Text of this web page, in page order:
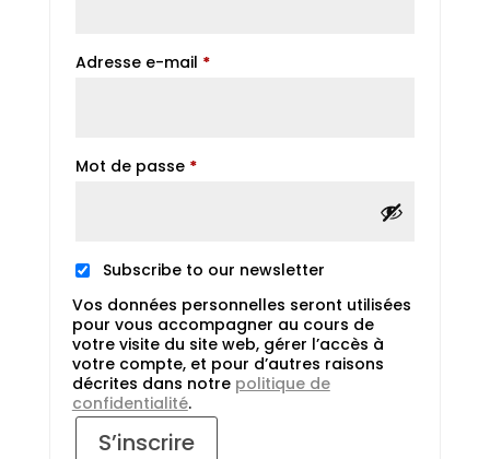
Adresse e-mail *Obligatoire
Mot de passe *Obligatoire
Subscribe to our newsletter
Vos données personnelles seront utilisées
pour vous accompagner au cours de
votre visite du site web, gérer l’accès à
votre compte, et pour d’autres raisons
décrites dans notre politique de
confidentialité.
S’inscrire